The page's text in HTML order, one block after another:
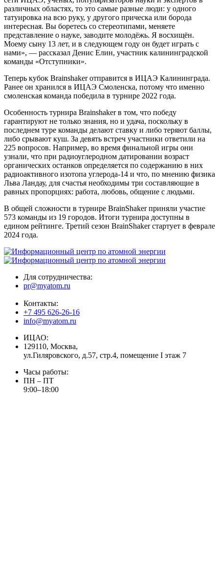
различных областях, то это самые разные люди: у одного
татуировка на всю руку, у другого прическа или борода
интересная. Вы боретесь со стереотипами, меняете
представление о науке, заводите молодёжь. Я восхищён.
Моему сыну 13 лет, и в следующем году он будет играть с
нами», — рассказал Денис Елин, участник калининградской
команды «Отступники».
Теперь кубок Brainshaker отправится в ИЦАЭ Калининграда.
Ранее он хранился в ИЦАЭ Смоленска, потому что именно
смоленская команда победила в турнире 2022 года.
Особенность турнира Brainshaker в том, что победу
гарантируют не только знания, но и удача, поскольку в
последнем туре команды делают ставку и либо теряют баллы,
либо срывают куш. За девять встреч участники ответили на
225 вопросов. Например, во время финальной игры они
узнали, что при радиоуглеродном датировании возраст
органических останков определяется по содержанию в них
радиоактивного изотопа углерода-14 и что, по мнению физика
Льва Ландау, для счастья необходимы три составляющие в
равных пропорциях: работа, любовь, общение с людьми.
В общей сложности в турнире BrainShaker приняли участие
573 команды из 19 городов. Итоги турнира доступны в
едином рейтинге. Третий сезон BrainShaker стартует в феврале
2024 года.
Для сотрудничества:
pr@myatom.ru
Контакты:
+7 495 626-26-16
info@myatom.ru
ИЦАО:
129110, Москва,
ул.Гиляровского, д.57, стр.4, помещение I этаж 7
Часы работы:
ПН – ПТ
9:00–18:00